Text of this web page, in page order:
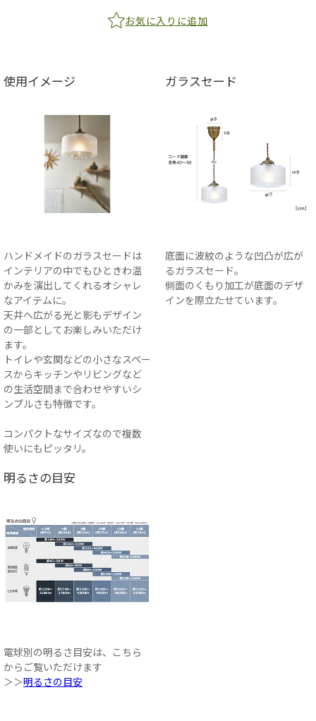
お気に入りに追加
使用イメージ
ハンドメイドのガラスセードは
インテリアの中でもひときわ温
かみを演出してくれるオシャレ
なアイテムに。
天井へ広がる光と影もデザイン
の一部としてお楽しみいただけ
ます。
トイレや玄関などの小さなスペー
スからキッチンやリビングなど
の生活空間まで合わせやすいシ
ンプルさも特徴です。
コンパクトなサイズなので複数
使いにもピッタリ。
ガラスセード
底面に波紋のような凹凸が広が
るガラスセード。
側面のくもり加工が底面のデザ
インを際立たせています。
明るさの目安
電球別の明るさ目安は、こちら
からご覧いただけます
＞＞明るさの目安